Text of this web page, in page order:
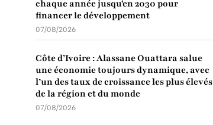
chaque année jusqu'en 2030 pour
financer le développement
07/08/2026
Côte d’Ivoire : Alassane Ouattara salue
une économie toujours dynamique, avec
l’un des taux de croissance les plus élevés
de la région et du monde
07/08/2026